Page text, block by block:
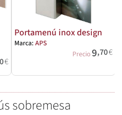
€
Portamenú inox design
Marca: APS
Precio9,70€
sobremesa